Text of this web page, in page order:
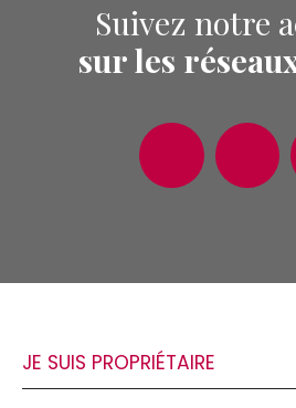
Suivez notre
sur les
JE SUIS PROPRIÉTAIRE